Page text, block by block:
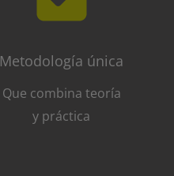
Metodología única
Que combina teoría
y práctica